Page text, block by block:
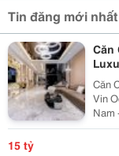
Tin đăng mới nhất
Căn
Căn
Vin Ocean
Nam - Thiết Kế: Full Đồ, Sẵn Thang Máy ~ 5 Tỷ Tiền Nội
Thất. - Giá Bán: 15 Tỷ - Giảm Giá Bán Tiếp Về Còn 14.6
Tỷ (
15 tỷ